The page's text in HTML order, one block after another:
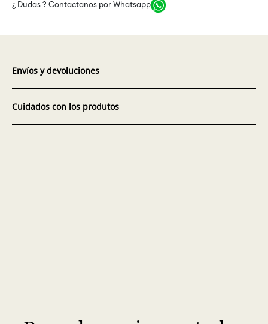
¿ Dudas ? Contactanos por Whatsapp
Envíos y devoluciones
Cuidados con los produtos